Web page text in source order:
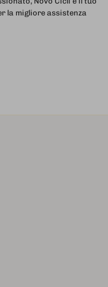
la migliore assistenza